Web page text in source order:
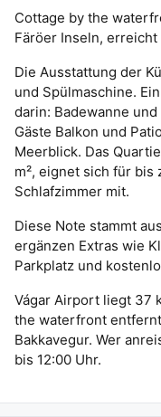
Cottage by the
Färöer Inseln, erreicht
Die Ausstattung der
und Spülmaschine.
darin: Badewanne
Gäste Balkon und
Meerblick. Das
m², eignet sich für bis
Schlafzimmer mit.
Diese Note stammt
ergänzen Extras wie
Parkplatz und
Vágar Airport liegt 37
the waterfront
Bakkavegur. Wer
bis 12:00 Uhr.